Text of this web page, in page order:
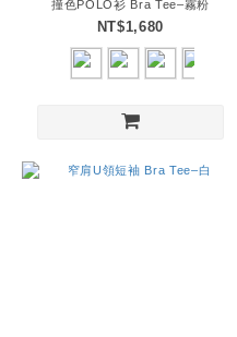
撞色POLO衫 Bra Tee–霧粉
NT$1,680